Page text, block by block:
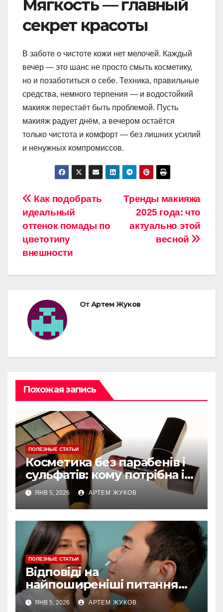
Мягкость — главный
секрет красоты
В заботе о чистоте кожи нет мелочей. Каждый
вечер — это шанс не просто смыть косметику,
но и позаботиться о себе. Техника, правильные
средства, немного терпения — и водостойкий
макияж перестаёт быть проблемой. Пусть
макияж радует днём, а вечером остаётся
только чистота и комфорт — без лишних усилий
и ненужных компромиссов.
Навигация
по
записям
Тренды макияжа
2025 года: что
актуально этой
весной
Как подобрать
идеальный
оттенок помады по
цветотипу
внешности
ОтАртем Жуков
Похожая запись
ПОЛЕЗНЫЕ СТАТЬИ
Косметика без парабенів і
сульфатів: кому потрібна і
як обирати
ЯНВ 5, 2026 АРТЕМ ЖУКОВ
ПОЛЕЗНЫЕ СТАТЬИ
Відповіді на
найпоширеніші питання
про догляд за губами
ЯНВ 5, 2026 АРТЕМ ЖУКОВ